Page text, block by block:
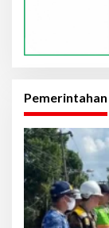
Pemerintahan